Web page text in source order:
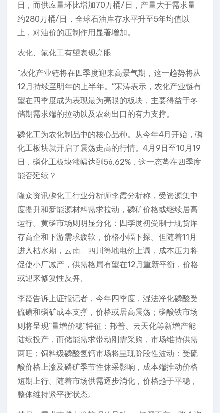
日，而供应量环比增加70万桶/日，产量大于需求量
约280万桶/日，全球石油库存水平升至5年均值以
上，对油价的压制作用显著增加。
农化、氟化工有望表现亮眼
“农化产业链将在四季度迎来高景气期，这一趋势将从
12月持续至明年的上半年。”宋涛表示，农化产业链有
望在四季度成为表现最为亮眼的板块，主要得益于冬
储期需求端的拉动以及农药出口的有力支撑。
磷化工为农化制品中的核心品种。从今年4月开始，磷
化工板块就开启了震荡走高的行情。4月9日至10月19
日，磷化工板块涨幅达到56.62%，这一态势在四季度
能否延续？
隆众资讯磷化工行业分析师李霞分析称，受资源集中
度提升和新能源材料需求拉动，磷矿价格或继续居高
运行。黄磷市场则明显分化：四季度初受制于现货库
存高企和下游需求疲软，价格小幅下探。但随着11月
进入枯水期，云南、四川等地电价上调，成本压力将
促使小厂减产，供需格局有望在12月重新平衡，价格
或迎来修复性反弹。
李霞告诉上证报记者，今年四季度，湿法净化磷酸受
硫磺和磷矿成本支撑，价格或居高震荡；磷酸铁市场
则将呈现“量增价稳”特征：邦普、云天化等新增产能
陆续投产，而储能需求带动刚需采购，市场维持供需
两旺；饲料级磷酸氢钙市场将呈现阶段性波动：受硫
酸价格上涨及磷矿季节性休采影响，成本端推动价格
短期上行。随着市场供需逐步消化，价格趋于平稳，
整体维持紧平衡状态。